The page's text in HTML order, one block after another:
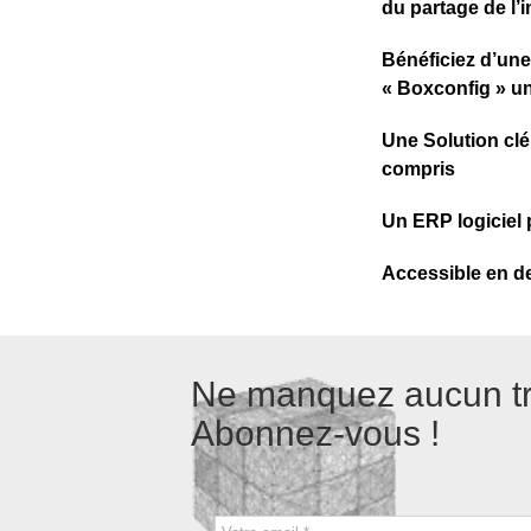
du partage de
Bénéficiez
« Boxconfig »
Une Solution
compris
Un ERP logiciel
Accessible en
Ne manquez aucun
Abonnez-vous !